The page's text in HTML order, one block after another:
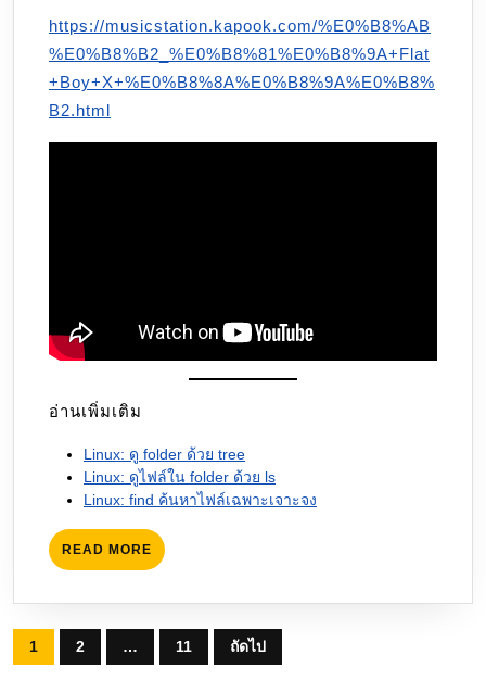
https://musicstation.kapook.com/%E0%B8%AB
%E0%B8%B2_%E0%B8%81%E0%B8%9A+Flat
+Boy+X+%E0%B8%8A%E0%B8%9A%E0%B8%
B2.html
อ่านเพิ่มเติม
Linux: ดู folder ด้วย tree
Linux: ดูไฟล์ใน folder ด้วย ls
Linux: find ค้นหาไฟล์เฉพาะเจาะจง
READ MORE READ
MORE
Posts
pagination
1 2 … 11 ถัดไป